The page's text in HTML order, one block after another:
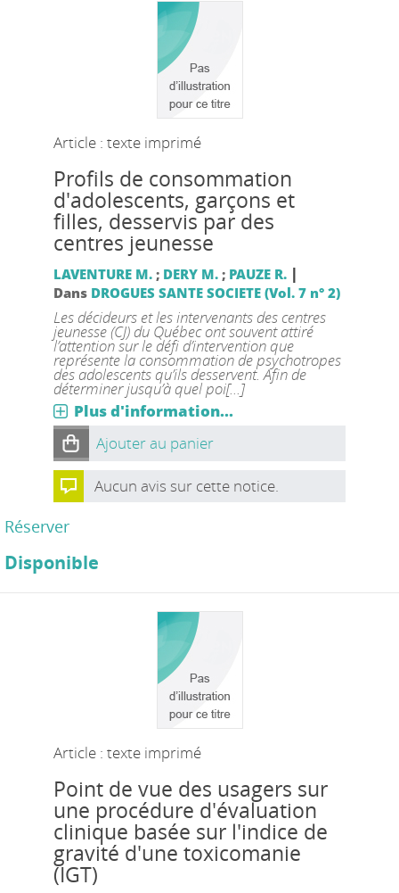
Article : texte imprimé
Profils de consommation
d'adolescents, garçons et
filles, desservis par des
centres jeunesse
LAVENTURE M.; DERY M.; PAUZE R. |
Dans DROGUES SANTE SOCIETE (Vol. 7 n° 2)
Les décideurs et les intervenants des centres
jeunesse (CJ) du Québec ont souvent attiré
l’attention sur le défi d’intervention que
représente la consommation de psychotropes
des adolescents qu’ils desservent. Afin de
déterminer jusqu’à quel poi[...]
Plus d'information...
Ajouter au panier
Aucun avis sur cette notice.
Réserver
Disponible
Article : texte imprimé
Point de vue des usagers sur
une procédure d'évaluation
clinique basée sur l'indice de
gravité d'une toxicomanie
(IGT)